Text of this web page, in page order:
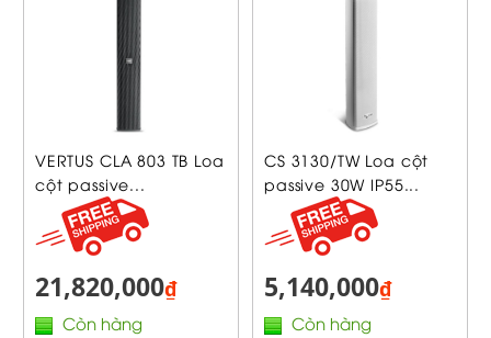
VERTUS CLA 803 TB Loa
cột passive...
21,820,000₫
Còn hàng
CS 3130/TW Loa cột
passive 30W IP55...
5,140,000₫
Còn hàng